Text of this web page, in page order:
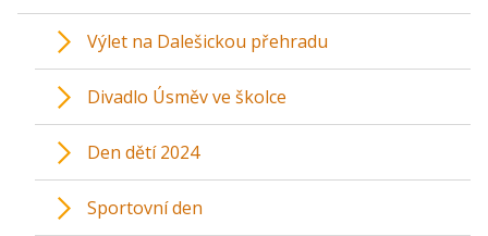
Výlet na Dalešickou přehradu
Divadlo Úsměv ve školce
Den dětí 2024
Sportovní den